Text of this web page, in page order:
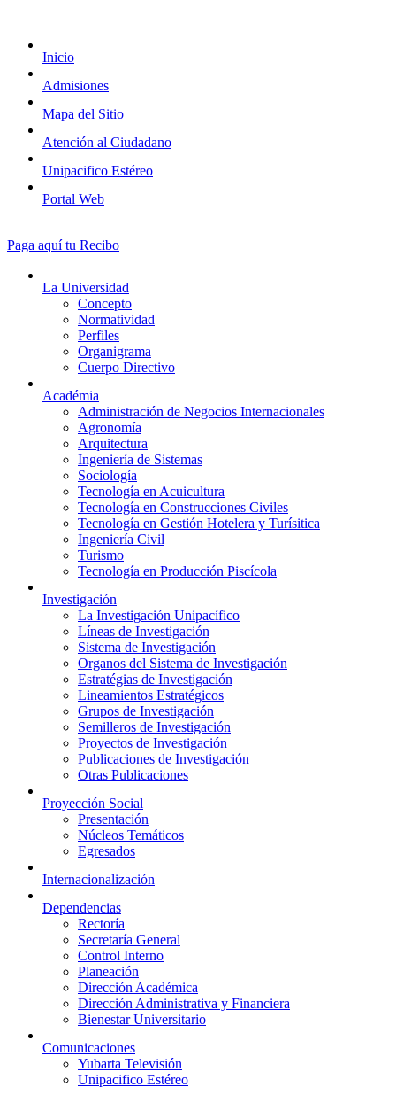
Inicio
Admisiones
Mapa del Sitio
Atención al Ciudadano
Unipacifico Estéreo
Portal Web
Paga aquí tu Recibo
La Universidad
Concepto
Normatividad
Perfiles
Organigrama
Cuerpo Directivo
Académia
Administración de Negocios Internacionales
Agronomía
Arquitectura
Ingeniería de Sistemas
Sociología
Tecnología en Acuicultura
Tecnología en Construcciones Civiles
Tecnología en Gestión Hotelera y Turísitica
Ingeniería Civil
Turismo
Tecnología en Producción Piscícola
Investigación
La Investigación Unipacífico
Líneas de Investigación
Sistema de Investigación
Organos del Sistema de Investigación
Estratégias de Investigación
Lineamientos Estratégicos
Grupos de Investigación
Semilleros de Investigación
Proyectos de Investigación
Publicaciones de Investigación
Otras Publicaciones
Proyección Social
Presentación
Núcleos Temáticos
Egresados
Internacionalización
Dependencias
Rectoría
Secretaría General
Control Interno
Planeación
Dirección Académica
Dirección Administrativa y Financiera
Bienestar Universitario
Comunicaciones
Yubarta Televisión
Unipacifico Estéreo